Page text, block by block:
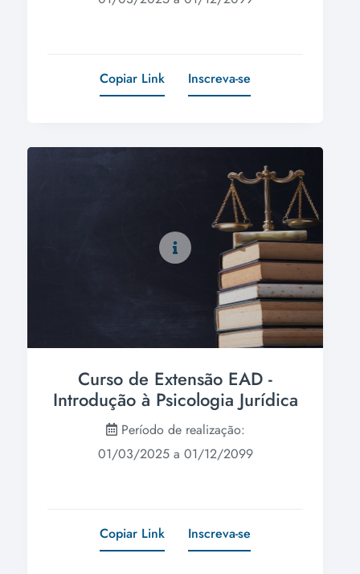
Copiar Link Inscreva-se
Curso de Extensão EAD -
Introdução à Psicologia Jurídica
Período de realização:
01/03/2025 a 01/12/2099
Copiar Link Inscreva-se